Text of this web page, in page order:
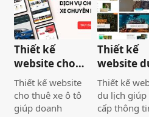
Thiết kế
website cho
thuê xe ô tô
Thiết kế website
cho thuê xe ô tô
giúp doanh
Thiết kế
website
Thiết kế
du lịch giúp
cấp thông